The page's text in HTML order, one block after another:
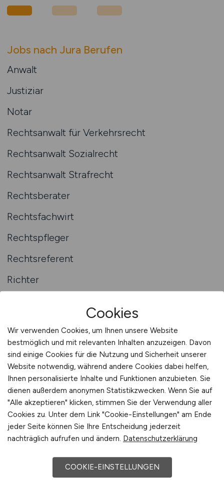
Jobs nach Jura Berufen
Anwalt
Justiziar
Notar
Rechtsanwalt für Verkehrsrecht
Rechtsanwalt Sozialrecht
Rechtsanwalt Strafrecht
Rechtsberater
Rechtsfachwirt
Rechtspfleger
Rechtsreferent
Richter
Wirtschaftsjurist
Mitarbeiter im Bereich Recht
finden? Ganz einfach.
Mit Ihrer Stellenanzeige erzielen Sie die direkte
Aufmerksamkeit.
Cookies
Wir verwenden Cookies, um Ihnen unsere Website
bestmöglich und mit relevanten Inhalten anzuzeigen. Davon
sind einige Cookies für die Nutzung und Sicherheit unserer
Website notwendig, während andere Cookies dabei helfen,
Ihnen personalisierte Inhalte und Funktionen anzubieten. Sie
dienen außerdem anonymen Statistikzwecken. Wenn Sie auf
"Alle akzeptieren" klicken, stimmen Sie der Verwendung aller
Cookies zu. Unter dem Link "Cookie-Einstellungen" am Ende
jeder Seite können Sie Ihre Entscheidung jederzeit
nachträglich aufrufen und ändern. Datenschutzerklärung
COOKIE-EINSTELLUNGEN